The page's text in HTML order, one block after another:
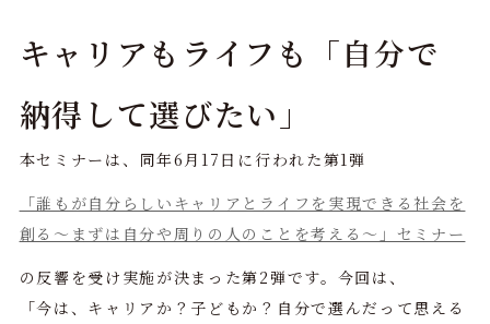
キャリアもライフも「自分で
納得して選びたい」
本セミナーは、同年6月17日に行われた第1弾
「誰もが自分らしいキャリアとライフを実現できる社会を
創る～まずは自分や周りの人のことを考える～」セミナー
の反響を受け実施が決まった第2弾です。今回は、
「今は、キャリアか？子どもか？自分で選んだって思える